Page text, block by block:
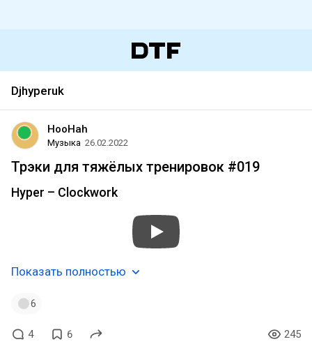
Djhyperuk
HooHah
Музыка 26.02.2022
Трэки для тяжёлых тренировок #019
Hyper – Clockwork
Показать полностью
6
4 6 245